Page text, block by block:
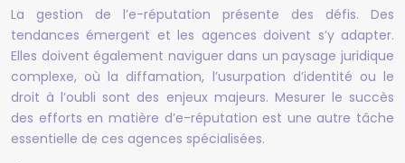
La gestion de l’e-réputation présente des défis. Des
tendances émergent et les agences doivent s’y adapter.
Elles doivent également naviguer dans un paysage juridique
complexe, où la diffamation, l’usurpation d’identité ou le
droit à l’oubli sont des enjeux majeurs. Mesurer le succès
des efforts en matière d’e-réputation est une autre tâche
essentielle de ces agences spécialisées.